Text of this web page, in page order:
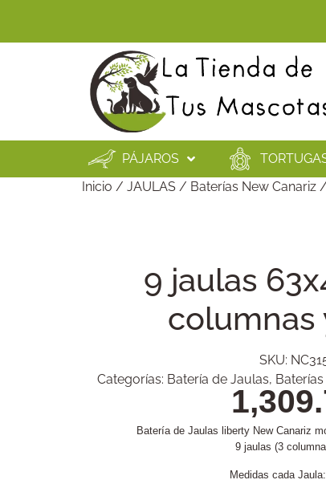
PÁJAROS
Inicio / JAULAS / Baterías New Canariz /
9 jaulas
columnas
SKU:
Categorías: Batería de Jaulas,
Batería de Jaulas liberty New Canariz
9 jaulas (3
Medidas cada